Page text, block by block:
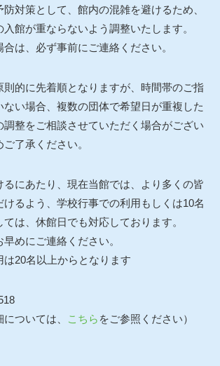
対策として、館内の混雑を避けるため、
館が重ならないよう調整いたします。
は、必ず事前にご連絡ください。
則的に先着順となりますが、時間帯のご指
ない場合、複数の団体で希望日が重複した
調整をご相談させていただく場合がござい
了承ください。
るにあたり、現在当館では、より多くの皆
るよう、学校行事での利用もしくは10名
は、休館日でも対応しております。
めにご連絡ください。
20名以上からとなります
については、
こちら をご参照ください）